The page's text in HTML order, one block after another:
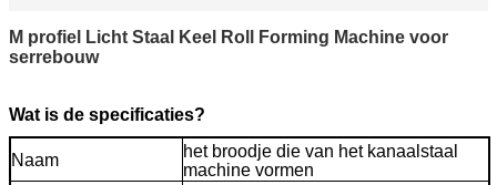
M profiel Licht Staal Keel Roll Forming Machine voor
serrebouw
Wat is de specificaties?
Naam
het broodje die van het kanaalstaal
machine vormen